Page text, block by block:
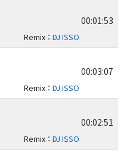
00:01:53
Remix： DJ ISSO
00:03:07
Remix： DJ ISSO
00:02:51
Remix： DJ ISSO